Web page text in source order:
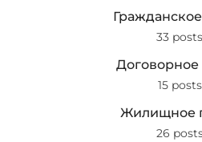
33 posts
Договорное
15 posts
Жилищное
26